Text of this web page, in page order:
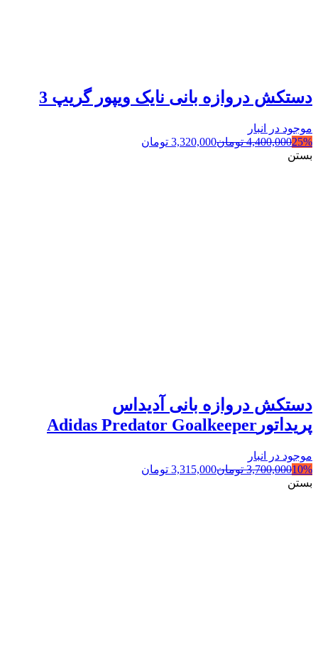
دستکش دروازه بانی نایک ویپور گریپ 3
موجود در انبار
25%
4,400,000 تومان3,320,000 تومان
بستن
دستکش دروازه بانی آدیداس
پریداتورAdidas Predator Goalkeeper
موجود در انبار
10%
3,700,000 تومان3,315,000 تومان
بستن